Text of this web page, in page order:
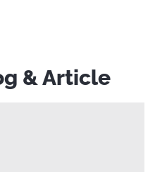
& Article